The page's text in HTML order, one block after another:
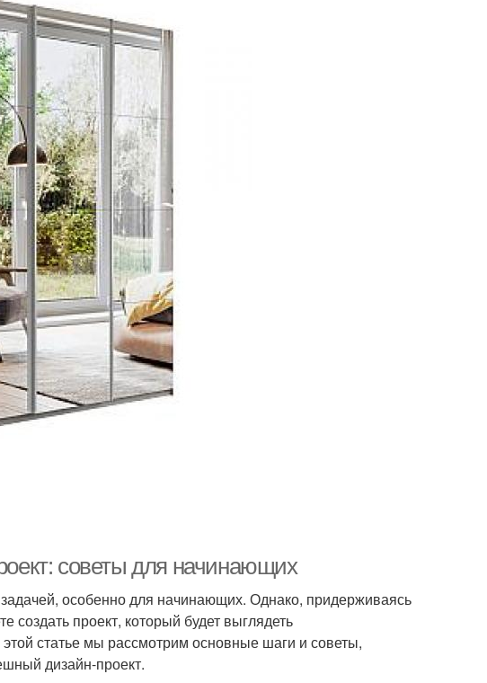
советы для начинающих
особенно для начинающих. Однако, придерживаясь
проект, который будет выглядеть
статье мы рассмотрим основные шаги и советы,
дизайн-проект.